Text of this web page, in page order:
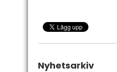
Nyhetsarkiv